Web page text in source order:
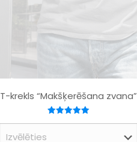
T-krekls “Makšķerēšana zvana”